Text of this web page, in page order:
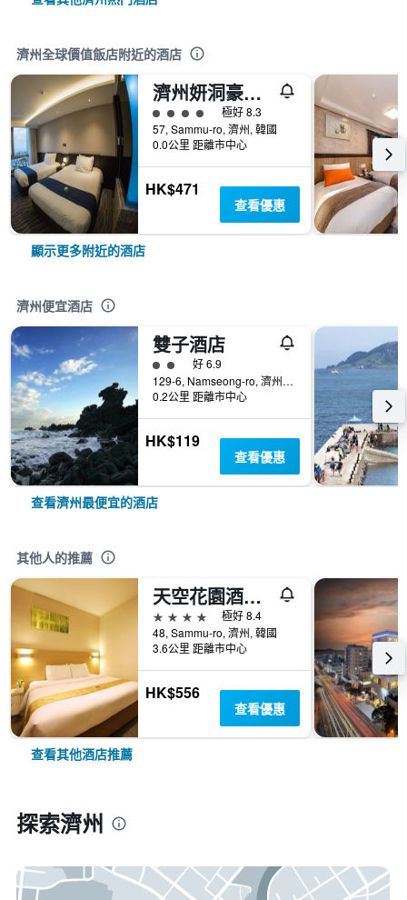
濟州全球價值飯店附近的酒店
濟州妍洞豪生飯店
4星級評級
極好 8.3
57, Sammu-ro, 濟州, 韓國
0.0公里 距離市中心
HK$471
查看優惠
顯示更多附近的酒店
濟州便宜酒店
雙子酒店
2星級評級
好 6.9
129-6, Namseong-ro, 濟州, 韓國
0.2公里 距離市中心
HK$119
查看優惠
查看濟州最便宜的酒店
其他人的推薦
天空花園酒店濟州1號店
4星級
極好 8.4
48, Sammu-ro, 濟州, 韓國
3.6公里 距離市中心
HK$556
查看優惠
查看其他酒店推薦
探索濟州